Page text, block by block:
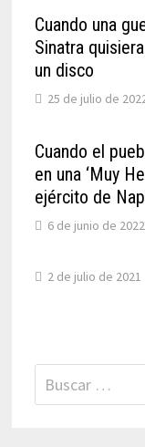
Cuando una
Sinatra
un disco
25 de julio de
Cuando el
en una ‘Muy
ejército de
6 de junio de 2022
2 de julio de 2021
Buscar: